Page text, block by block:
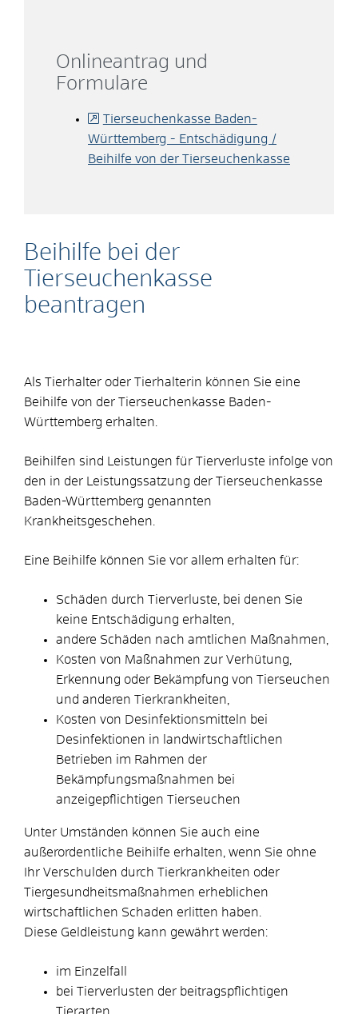
Beihilfe bei der
Tierseuchenkasse
beantragen
Als Tierhalter oder Tierhalterin können Sie eine
Beihilfe von der Tierseuchenkasse Baden-
Württemberg erhalten.
Beihilfen sind Leistungen für Tierverluste infolge von
den in der Leistungssatzung der Tierseuchenkasse
Baden-Württemberg genannten
Krankheitsgeschehen.
Eine Beihilfe können Sie vor allem erhalten für:
Schäden durch Tierverluste, bei denen Sie
keine Entschädigung erhalten,
andere Schäden nach amtlichen Maßnahmen,
Kosten von Maßnahmen zur Verhütung,
Erkennung oder Bekämpfung von Tierseuchen
und anderen Tierkrankheiten,
Kosten von Desinfektionsmitteln bei
Desinfektionen in landwirtschaftlichen
Betrieben im Rahmen der
Bekämpfungsmaßnahmen bei
anzeigepflichtigen Tierseuchen
Unter Umständen können Sie auch eine
außerordentliche Beihilfe erhalten, wenn Sie ohne
Ihr Verschulden durch Tierkrankheiten oder
Tiergesundheitsmaßnahmen erheblichen
wirtschaftlichen Schaden erlitten haben.
Diese Geldleistung kann gewährt werden:
im Einzelfall
bei Tierverlusten der beitragspflichtigen
Tierarten
Onlineantrag und
Formulare
Tierseuchenkasse Baden-
Württemberg - Entschädigung /
Beihilfe von der Tierseuchenkasse